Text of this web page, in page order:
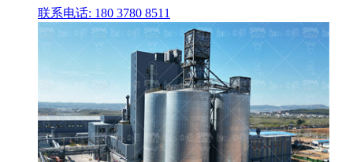
联系电话: 180 3780 8511